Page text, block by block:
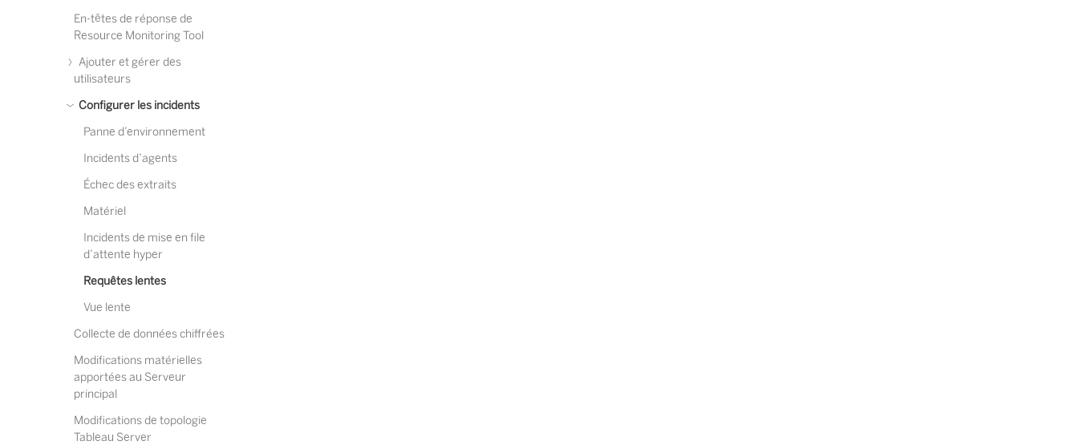
En-têtes de réponse de
Resource Monitoring Tool
Ajouter et gérer des
utilisateurs
Configurer les incidents
Panne d’environnement
Incidents d’agents
Échec des extraits
Matériel
Incidents de mise en file
d’attente hyper
Requêtes lentes
Vue lente
Collecte de données chiffrées
Modifications matérielles
apportées au Serveur
principal
Modifications de topologie
Tableau Server